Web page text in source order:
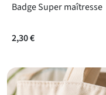
Badge Super maîtresse
2,30 €